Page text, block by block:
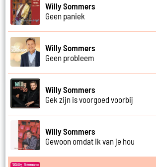
Willy Sommers
Geen paniek
Willy Sommers
Geen probleem
Willy Sommers
Gek zijn is voorgoed voorbij
Willy Sommers
Gewoon omdat ik van je hou